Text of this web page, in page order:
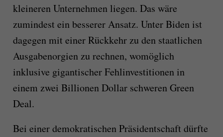
kleineren Unternehmen liegen. Das wäre
zumindest ein besserer Ansatz. Unter Biden ist
dagegen mit einer Rückkehr zu den staatlichen
Ausgabenorgien zu rechnen, womöglich
inklusive gigantischer Fehlinvestitionen in
einem zwei Billionen Dollar schweren Green
Deal.
Bei einer demokratischen Präsidentschaft dürfte